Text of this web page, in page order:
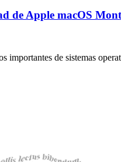
de Apple macOS
importantes de sistemas